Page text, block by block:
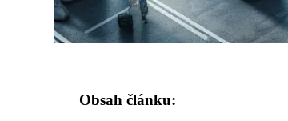
Obsah článku: